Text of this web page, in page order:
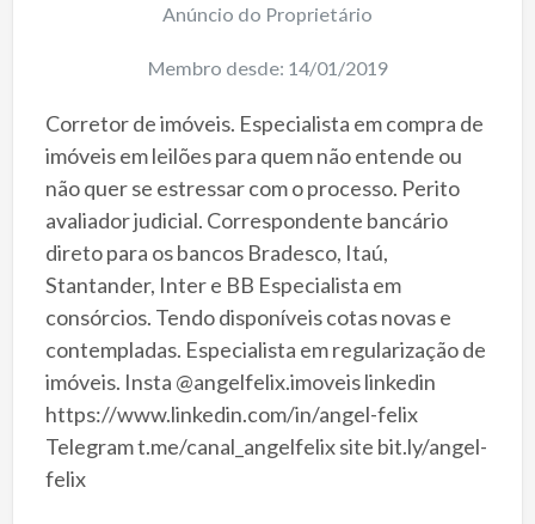
Anúncio do Proprietário
Membro desde: 14/01/2019
Corretor de imóveis. Especialista em compra de
imóveis em leilões para quem não entende ou
não quer se estressar com o processo. Perito
avaliador judicial. Correspondente bancário
direto para os bancos Bradesco, Itaú,
Stantander, Inter e BB Especialista em
consórcios. Tendo disponíveis cotas novas e
contempladas. Especialista em regularização de
imóveis. Insta @angelfelix.imoveis linkedin
https://www.linkedin.com/in/angel-felix
Telegram t.me/canal_angelfelix site bit.ly/angel-
felix